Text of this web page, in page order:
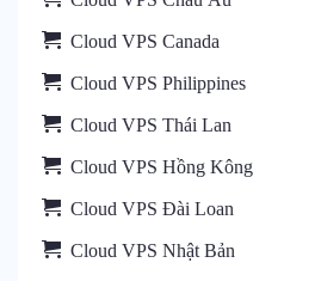
Cloud VPS Canada
Cloud VPS Philippines
Cloud VPS Thái Lan
Cloud VPS Hồng Kông
Cloud VPS Đài Loan
Cloud VPS Nhật Bản